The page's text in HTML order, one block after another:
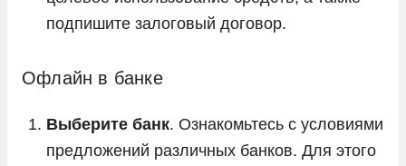
подпишите залоговый договор.
Офлайн в банке
Выберите банк. Ознакомьтесь с условиями
предложений различных банков. Для этого